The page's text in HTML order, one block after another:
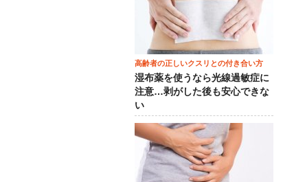
高齢者の正しいクスリとの付き合い方
湿布薬を使うなら光線過敏症に
注意…剥がした後も安心できな
い